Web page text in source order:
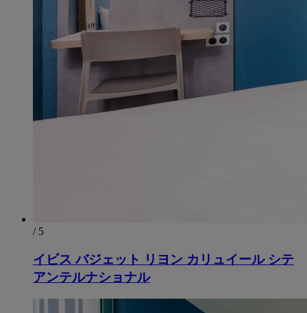
/ 5
イビス バジェット リヨン カリュイール シテ
アンテルナショナル